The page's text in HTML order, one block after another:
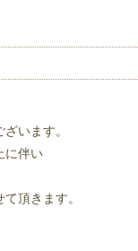
います。
に伴い
頂きます。